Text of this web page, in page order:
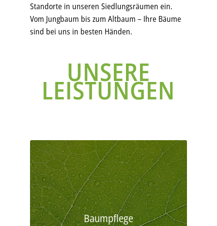
Standorte in unseren Siedlungsräumen ein.
Vom Jungbaum bis zum Altbaum – Ihre Bäume
sind bei uns in besten Händen.
UNSERE
LEISTUNGEN
Baumpflege